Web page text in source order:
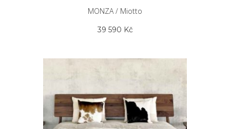
MONZA / Miotto
39 590 Kč